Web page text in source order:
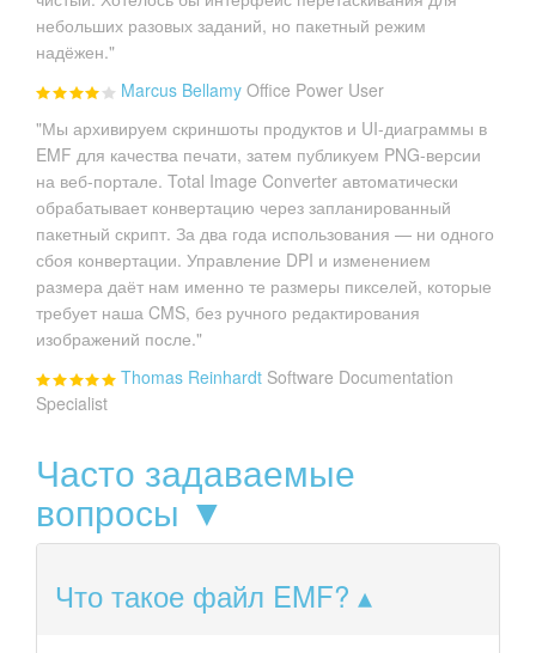
небольших разовых заданий, но пакетный режим
надёжен."
Marcus Bellamy Office Power User
"Мы архивируем скриншоты продуктов и UI-диаграммы в
EMF для качества печати, затем публикуем PNG-версии
на веб-портале. Total Image Converter автоматически
обрабатывает конвертацию через запланированный
пакетный скрипт. За два года использования — ни одного
сбоя конвертации. Управление DPI и изменением
размера даёт нам именно те размеры пикселей, которые
требует наша CMS, без ручного редактирования
изображений после."
Thomas Reinhardt Software Documentation
Specialist
Часто задаваемые
вопросы ▼
Что такое файл EMF?